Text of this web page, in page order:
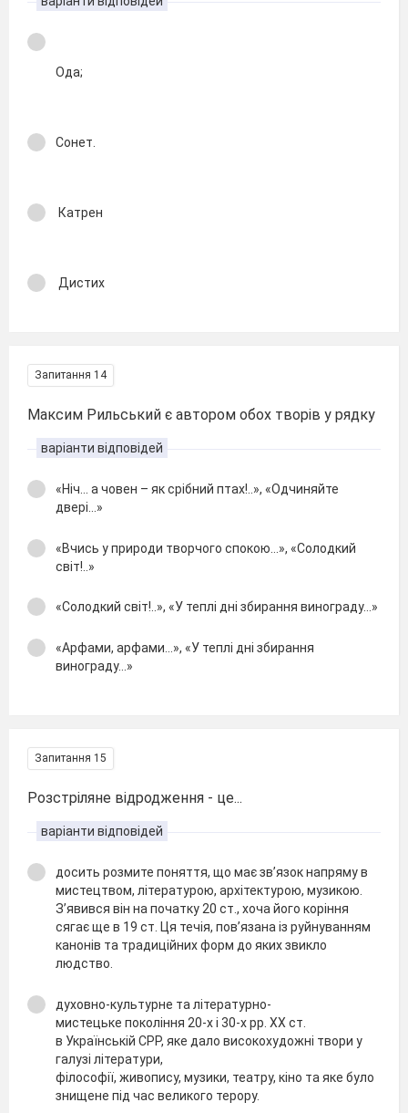
Ода;
Сонет.
Катрен
Дистих
Запитання 14
Максим Рильський є автором обох творів у рядку
варіанти відповідей
«Ніч… а човен – як срібний птах!..», «Одчиняйте
двері…»
«Вчись у природи творчого спокою…», «Солодкий
світ!..»
«Солодкий світ!..», «У теплі дні збирання винограду…»
«Арфами, арфами…», «У теплі дні збирання
винограду…»
Запитання 15
Розстріляне відродження - це...
варіанти відповідей
досить розмите поняття, що має зв’язок напряму в
мистецтвом, літературою, архітектурою, музикою.
З’явився він на початку 20 ст., хоча його коріння
сягає ще в 19 ст. Ця течія, пов’язана із руйнуванням
канонів та традиційних форм до яких звикло
людство.
духовно-культурне та літературно-
мистецьке покоління 20-х і 30-х рр. XX ст.
в Українській СРР, яке дало високохудожні твори у
галузі літератури,
філософії, живопису, музики, театру, кіно та яке було
знищене пiд час великого терору.